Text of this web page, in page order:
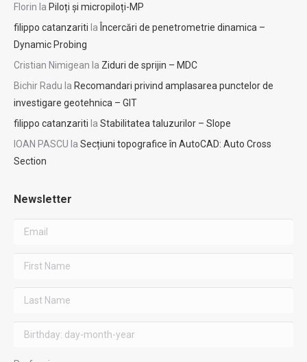
Florin la Piloți și micropiloți-MP
filippo catanzariti la Încercări de penetrometrie dinamica –
Dynamic Probing
Cristian Nimigean la Ziduri de sprijin – MDC
Bichir Radu la Recomandari privind amplasarea punctelor de
investigare geotehnica – GIT
filippo catanzariti la Stabilitatea taluzurilor – Slope
IOAN PASCU la Secțiuni topografice în AutoCAD: Auto Cross
Section
Newsletter